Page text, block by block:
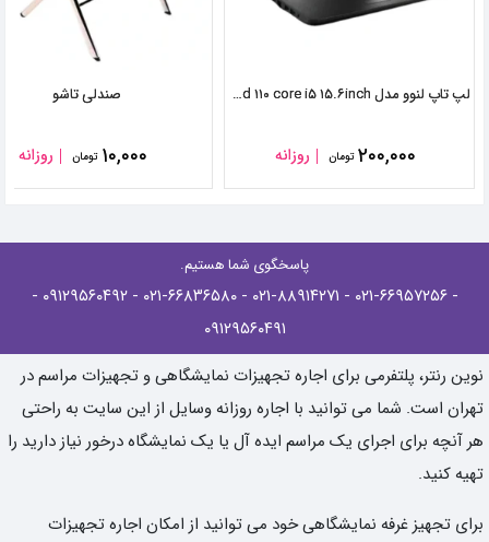
لپ تاپ لنوو مدل ideapad ۱۱۰ core i۵ ۱۵.۶inch
۲۰۰,۰۰۰ تومان روزانه
صندلی تاشو
۱۰,۰۰۰ تومان روزانه
پاسخگوی شما هستیم.
- ۰۲۱-۶۶۹۵۷۲۵۶ - ۰۲۱-۸۸۹۱۴۲۷۱ - ۰۲۱-۶۶۸۳۶۵۸۰ - ۰۹۱۲۹۵۶۰۴۹۲
-
۰۹۱۲۹۵۶۰۴۹۱
نوین رنتر، پلتفرمی برای اجاره تجهیزات نمایشگاهی و تجهیزات مراسم در
تهران است. شما می توانید با اجاره روزانه وسایل از این سایت به راحتی
هر آنچه برای اجرای یک مراسم ایده آل یا یک نمایشگاه درخور نیاز دارید را
تهیه کنید.
برای تجهیز غرفه نمایشگاهی خود می توانید از امکان اجاره تجهیزات